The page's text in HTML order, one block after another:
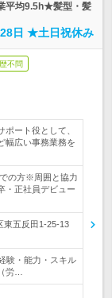
平均9.5h★髪型・髪
日 ★土日祝休み
不問
ポート役として、
幅広い事務業務を
の方※周囲と協力
・正社員デビュー
東五反田1-25-13
験・能力・スキル
労…